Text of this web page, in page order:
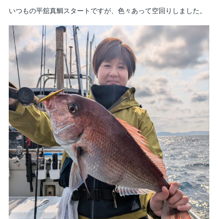
いつもの平舘真鯛スタートですが、色々あって空回りしました。